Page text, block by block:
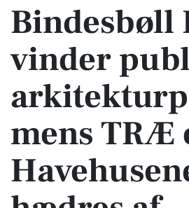
Bindesbøll
vinder
mens TRÆ